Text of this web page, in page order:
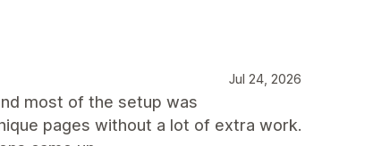
Jul 24, 2026
most of the setup was
pages without a lot of extra work.